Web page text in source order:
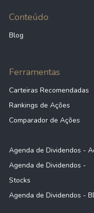
Conteúdo
Blog
Ferramentas
Carteiras Recomendadas
Rankings de Ações
Comparador de Ações
Agenda de Dividendos -
Agenda de Dividendos -
Stocks
Agenda de Dividendos -